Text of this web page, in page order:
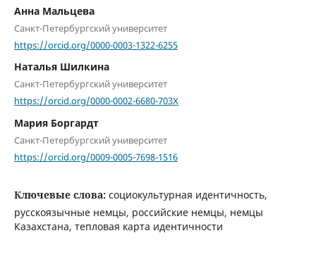
Анна Мальцева
Санкт-Петербургский университет
https://orcid.org/0000-0003-1322-6255
Наталья Шилкина
Санкт-Петербургский университет
https://orcid.org/0000-0002-6680-703X
Мария Боргардт
Санкт-Петербургский университет
https://orcid.org/0009-0005-7698-1516
Ключевые слова: социокультурная идентичность,
русскоязычные немцы, российские немцы, немцы
Казахстана, тепловая карта идентичности